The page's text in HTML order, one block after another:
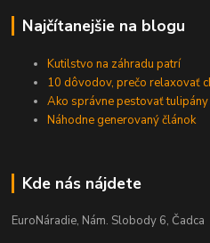
Najčítanejšie na blogu
Kutilstvo na záhradu patrí
10 dôvodov, prečo relaxovať
Ako správne pestovať tulipány
Náhodne generovaný článok
Kde nás nájdete
EuroNáradie, Nám. Slobody 6, Čadca